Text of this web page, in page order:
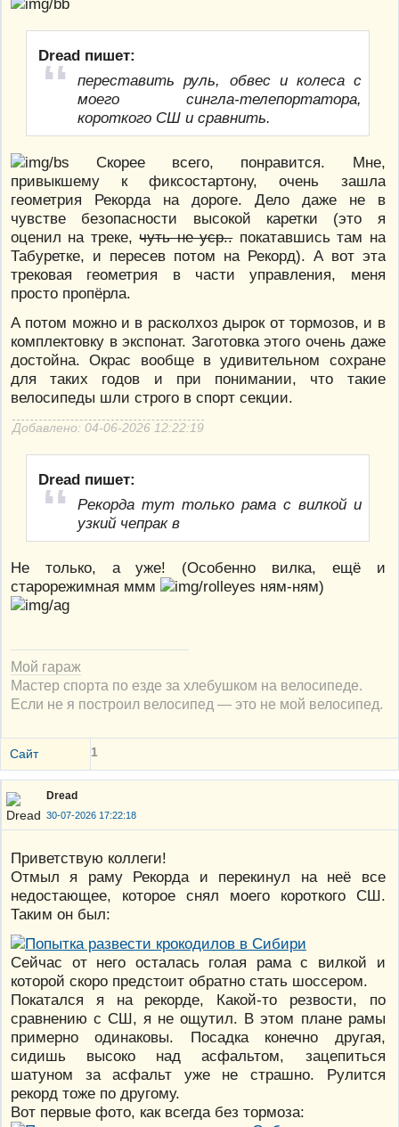
Dread пишет:
переставить руль, обвес и колеса с
моего сингла-телепортатора,
короткого СШ и сравнить.
Скорее всего, понравится. Мне,
привыкшему к фиксостартону, очень зашла
геометрия Рекорда на дороге. Дело даже не в
чувстве безопасности высокой каретки (это я
оценил на треке,чуть не уср..покатавшись там на
Табуретке, и пересев потом на Рекорд). А вот эта
трековая геометрия в части управления, меня
просто пропёрла.
А потом можно и в расколхоз дырок от тормозов, и в
комплектовку в экспонат. Заготовка этого очень даже
достойна. Окрас вообще в удивительном сохране
для таких годов и при понимании, что такие
велосипеды шли строго в спорт секции.
Добавлено: 04-06-2026 12:22:19
Dread пишет:
Рекорда тут только рама с вилкой и
узкий чепрак в
Не только, а уже! (Особенно вилка, ещё и
старорежимная ммм
ням-ням)
Мой гараж
Мастер спорта по езде за хлебушком на велосипеде.
Если не я построил велосипед — это не мой велосипед.
Сайт 1
Dread
30-07-2026 17:22:18
Приветствую коллеги!
Отмыл я раму Рекорда и перекинул на неё все
недостающее, которое снял моего короткого СШ.
Таким он был:
Сейчас от него осталась голая рама с вилкой и
которой скоро предстоит обратно стать шоссером.
Покатался я на рекорде, Какой-то резвости, по
сравнению с СШ, я не ощутил. В этом плане рамы
примерно одинаковы. Посадка конечно другая,
сидишь высоко над асфальтом, зацепиться
шатуном за асфальт уже не страшно. Рулится
рекорд тоже по другому.
Вот первые фото, как всегда без тормоза: